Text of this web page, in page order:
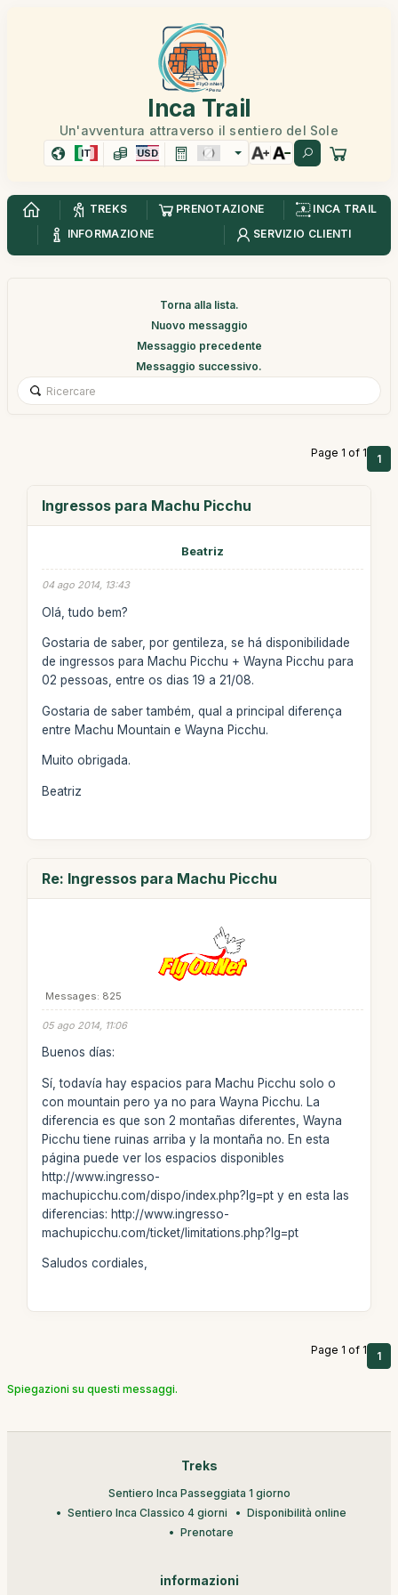
Inca Trail
Un'avventura attraverso il sentiero del Sole
IT USD
TREKS PRENOTAZIONE
INCA TRAIL
INFORMAZIONE
SERVIZIO CLIENTI
Torna alla lista.
Nuovo messaggio
Messaggio precedente
Messaggio successivo.
Page 1 of 1 1
Ingressos para Machu Picchu
Beatriz
04 ago 2014, 13:43
Olá, tudo bem?
Gostaria de saber, por gentileza, se há disponibilidade
de ingressos para Machu Picchu + Wayna Picchu para
02 pessoas, entre os dias 19 a 21/08.
Gostaria de saber também, qual a principal diferença
entre Machu Mountain e Wayna Picchu.
Muito obrigada.
Beatriz
Re: Ingressos para Machu Picchu
Messages: 825
05 ago 2014, 11:06
Buenos días:
Sí, todavía hay espacios para Machu Picchu solo o
con mountain pero ya no para Wayna Picchu. La
diferencia es que son 2 montañas diferentes, Wayna
Picchu tiene ruinas arriba y la montaña no. En esta
página puede ver los espacios disponibles
http://www.ingresso-
machupicchu.com/dispo/index.php?lg=pt y en esta las
diferencias: http://www.ingresso-
machupicchu.com/ticket/limitations.php?lg=pt
Saludos cordiales,
Page 1 of 1 1
Spiegazioni su questi messaggi.
Treks
Sentiero Inca Passeggiata 1 giorno
Sentiero Inca Classico 4 giorni
Disponibilità online
Prenotare
informazioni